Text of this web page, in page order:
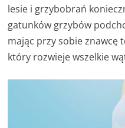
lesie i grzybobrań
gatunków grzybów
mając przy sobie znawcę
który rozwieje wszelkie